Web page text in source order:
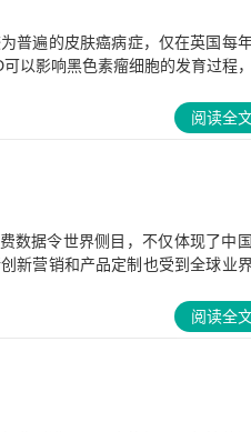
普遍的皮肤癌病症，仅在英国每
以影响黑色素瘤细胞的发育过程
阅读全
数据令世界侧目，不仅体现了中
新营销和产品定制也受到全球业
阅读全